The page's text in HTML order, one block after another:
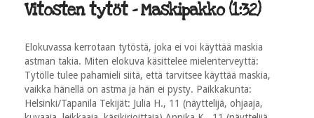
Vitosten tytöt - Maskipakko (1:32)
Elokuvassa kerrotaan tytöstä, joka ei voi käyttää maskia
astman takia. Miten elokuva käsittelee mielenterveyttä:
Tytölle tulee pahamieli siitä, että tarvitsee käyttää maskia,
vaikka hänellä on astma ja hän ei pysty. Paikkakunta:
Helsinki/Tapanila Tekijät: Julia H., 11 (näyttelijä, ohjaaja,